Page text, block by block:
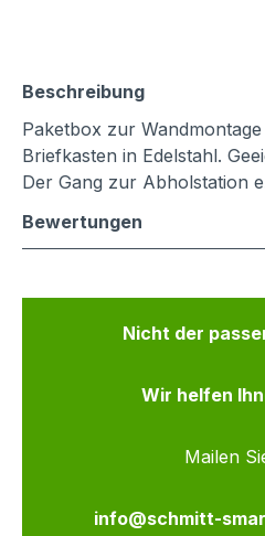
Beschreibung
Paketbox zur
Briefkasten in Edelstahl.
Der Gang zur Abholstation
Bewertungen
Nicht der
Wir helfen
Mailen
info@schmitt-